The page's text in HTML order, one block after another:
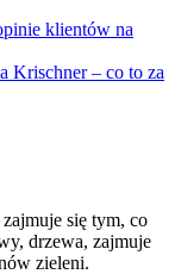
klientów na
Krischner – co to za
się tym, co
drzewa, zajmuje
zieleni.